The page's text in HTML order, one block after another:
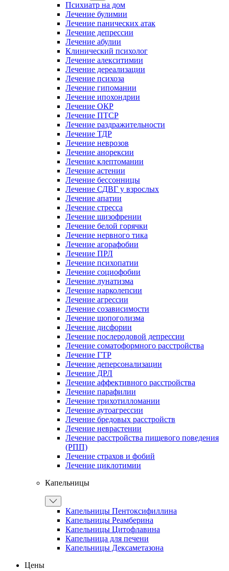
Психиатр на дом
Лечение булимии
Лечение панических атак
Лечение депрессии
Лечение абулии
Клинический психолог
Лечение алекситимии
Лечение дереализации
Лечение психоза
Лечение гипомании
Лечение ипохондрии
Лечение ОКР
Лечение ПТСР
Лечение раздражительности
Лечение ТДР
Лечение неврозов
Лечение анорексии
Лечение клептомании
Лечение астении
Лечение бессонницы
Лечение СДВГ у взрослых
Лечение апатии
Лечение стресса
Лечение шизофрении
Лечение белой горячки
Лечение нервного тика
Лечение агорафобии
Лечение ПРЛ
Лечение психопатии
Лечение социофобии
Лечение лунатизма
Лечение нарколепсии
Лечение агрессии
Лечение созависимости
Лечение шопоголизма
Лечение дисфории
Лечение послеродовой депрессии
Лечение соматоформного расстройства
Лечение ГТР
Лечение деперсонализации
Лечение ДРЛ
Лечение аффективного расстройства
Лечение парафилии
Лечение трихотилломании
Лечение аутоагрессии
Лечение бредовых расстройств
Лечение неврастении
Лечение расстройства пищевого поведения
(РПП)
Лечение страхов и фобий
Лечение циклотимии
Капельницы
Капельницы Пентоксифиллина
Капельницы Реамберина
Капельницы Цитофлавина
Капельница для печени
Капельницы Дексаметазона
Цены